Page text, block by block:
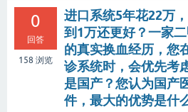
0
回答
158 浏览
进口系统5年花22万
到1万还更好？一家
的真实换血经历，您
诊系统时，会优先考
是国产？您认为国产
件，最大的优势是什